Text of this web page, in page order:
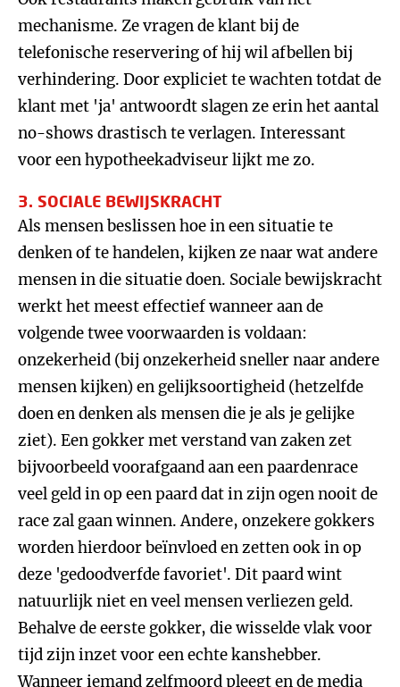
mechanisme. Ze vragen de klant bij de
telefonische reservering of hij wil afbellen bij
verhindering. Door expliciet te wachten totdat de
klant met 'ja' antwoordt slagen ze erin het aantal
no-shows drastisch te verlagen. Interessant
voor een hypotheekadviseur lijkt me zo.
3. SOCIALE BEWIJSKRACHT
Als mensen beslissen hoe in een situatie te
denken of te handelen, kijken ze naar wat andere
mensen in die situatie doen. Sociale bewijskracht
werkt het meest effectief wanneer aan de
volgende twee voorwaarden is voldaan:
onzekerheid (bij onzekerheid sneller naar andere
mensen kijken) en gelijksoortigheid (hetzelfde
doen en denken als mensen die je als je gelijke
ziet). Een gokker met verstand van zaken zet
bijvoorbeeld voorafgaand aan een paardenrace
veel geld in op een paard dat in zijn ogen nooit de
race zal gaan winnen. Andere, onzekere gokkers
worden hierdoor beïnvloed en zetten ook in op
deze 'gedoodverfde favoriet'. Dit paard wint
natuurlijk niet en veel mensen verliezen geld.
Behalve de eerste gokker, die wisselde vlak voor
tijd zijn inzet voor een echte kanshebber.
Wanneer iemand zelfmoord pleegt en de media